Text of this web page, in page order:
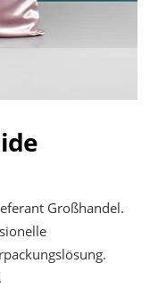
Großhandel.